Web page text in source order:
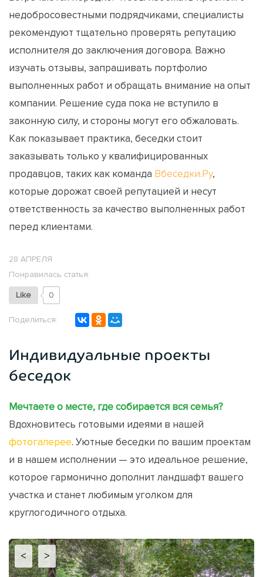
недобросовестными подрядчиками, специалисты
рекомендуют тщательно проверять репутацию
исполнителя до заключения договора. Важно
изучать отзывы, запрашивать портфолио
выполненных работ и обращать внимание на опыт
компании. Решение суда пока не вступило в
законную силу, и стороны могут его обжаловать.
Как показывает практика, беседки стоит
заказывать только у квалифицированных
продавцов, таких как команда Вбеседки.Ру,
которые дорожат своей репутацией и несут
ответственность за качество выполненных работ
перед клиентами.
28 АПРЕЛЯ
Понравилась статья:
Like 0
Поделиться:
Индивидуальные проекты
беседок
Мечтаете о месте, где собирается вся семья?
Вдохновитесь готовыми идеями в нашей
фотогалерее. Уютные беседки по вашим проектам
и в нашем исполнении — это идеальное решение,
которое гармонично дополнит ландшафт вашего
участка и станет любимым уголком для
круглогодичного отдыха.
< >